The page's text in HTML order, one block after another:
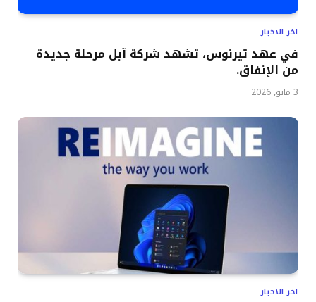
اخر الاخبار
في عهد تيرنوس، تشهد شركة آبل مرحلة جديدة
من الإنفاق.
3 مايو, 2026
اخر الاخبار